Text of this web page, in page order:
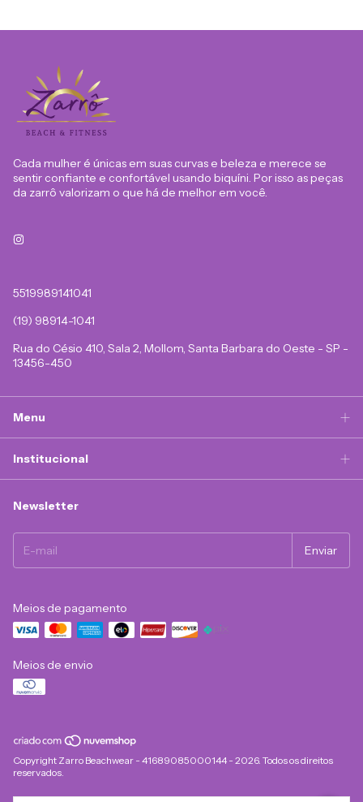
Cada mulher é únicas em suas curvas e beleza e merece se
sentir confiante e confortável usando biquíni. Por isso as peças
da zarrô valorizam o que há de melhor em você.
5519989141041
(19) 98914-1041
Rua do Césio 410, Sala 2, Mollom, Santa Barbara do Oeste - SP -
13456-450
Menu
Institucional
Newsletter
Meios de pagamento
Meios de envio
Copyright Zarro Beachwear - 41689085000144 - 2026. Todos os direitos
reservados.